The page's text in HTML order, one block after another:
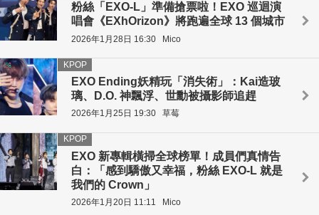
粉絲「EXO-L」準備搶票啦！EXO 巡迴演
唱會《EXhOrizon》將跑遍全球 13 個城市
2026年1月28日 16:30 Mico
EXO Ending妖精玩「消失術」：Kai造玻
璃、D.O. 神飄浮、世勳被攝影師追趕
KPOP
2026年1月25日 19:30 草莓
EXO 新專輯橫掃全球榜單！成員們真情告
白：「感到驕傲又幸福，粉絲 EXO-L 就是
我們的 Crown」
KPOP
2026年1月20日 11:11 Mico